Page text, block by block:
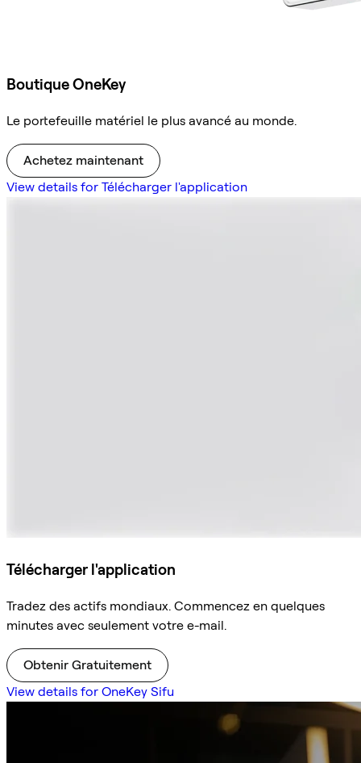
Boutique OneKey
Le portefeuille matériel le plus avancé au monde.
Achetez maintenant
View details for Télécharger l'application
Télécharger l'application
Tradez des actifs mondiaux. Commencez en quelques
minutes avec seulement votre e-mail.
Obtenir Gratuitement
View details for OneKey Sifu